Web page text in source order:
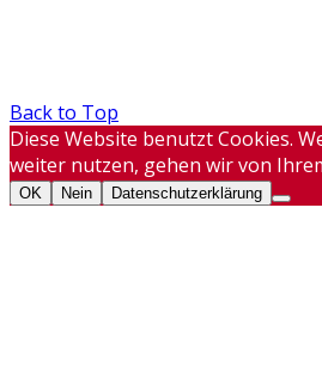
Back to Top
Diese Website benutzt Cookies.
weiter nutzen, gehen wir von
OK Nein Datenschutzerklärung